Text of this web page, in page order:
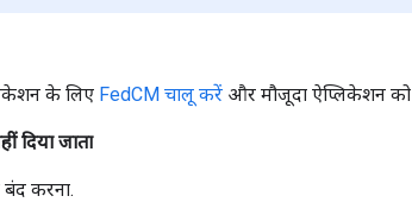
के लिए FedCM चालू करें और मौजूदा ऐप्लिकेशन को
दिया जाता
बंद करना.